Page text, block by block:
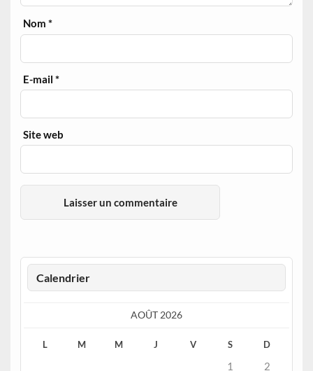
Nom*
E-mail*
Site web
Calendrier
AOÛT 2026
L M M J V S D
1
2